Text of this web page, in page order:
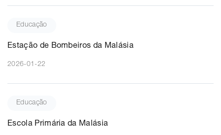
Educação
Estação de Bombeiros da Malásia
2026-01-22
Educação
Escola Primária da Malásia